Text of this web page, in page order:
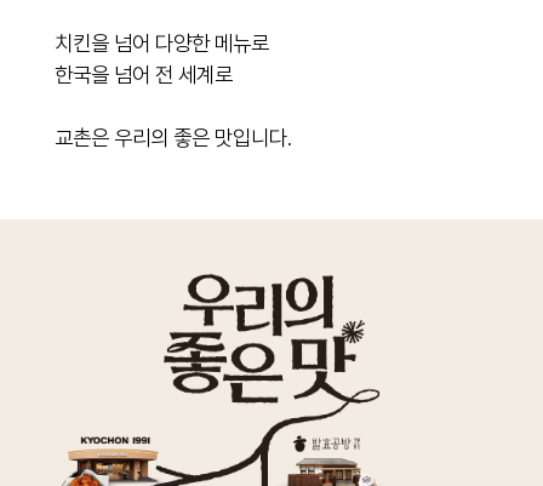
치킨을 넘어 다양한 메뉴로
한국을 넘어 전 세계로
교촌은 우리의 좋은 맛입니다.